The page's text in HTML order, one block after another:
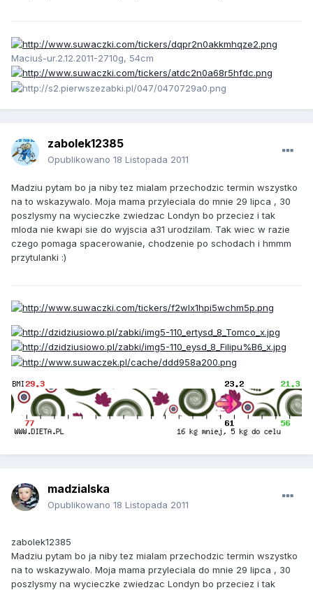
Maciuś-ur.2.12.2011-2710g, 54cm
zabolek12385
Opublikowano 18 Listopada 2011
Madziu pytam bo ja niby tez mialam przechodzic termin wszystko
na to wskazywalo. Moja mama przyleciala do mnie 29 lipca , 30
poszlysmy na wycieczke zwiedzac Londyn bo przeciez i tak
mloda nie kwapi sie do wyjscia a31 urodzilam. Tak wiec w razie
czego pomaga spacerowanie, chodzenie po schodach i hmmm
przytulanki :)
madzialska
Opublikowano 18 Listopada 2011
zabolek12385
Madziu pytam bo ja niby tez mialam przechodzic termin wszystko
na to wskazywalo. Moja mama przyleciala do mnie 29 lipca , 30
poszlysmy na wycieczke zwiedzac Londyn bo przeciez i tak